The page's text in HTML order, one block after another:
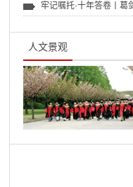
牢记嘱托·十年答卷丨葛
人文景观